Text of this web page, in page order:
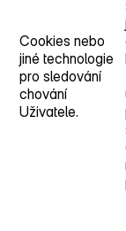
Cookies nebo
jiné technologie
pro sledování
chování
Uživatele.